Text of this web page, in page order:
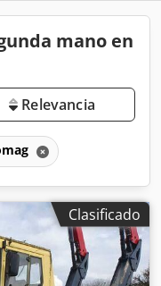
mano en
Relevancia
Clasificado